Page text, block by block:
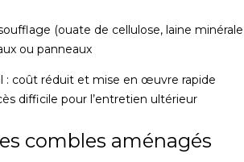
(ouate de cellulose, laine
ou panneaux
: coût réduit et mise en œuvre rapide
difficile pour l’entretien ultérieur
combles aménagés